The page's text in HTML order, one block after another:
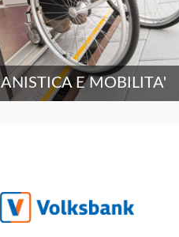
E MOBILITA'